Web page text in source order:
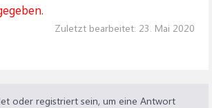
Zuletzt bearbeitet: 23. Mai 2020
oder registriert sein, um eine Antwort